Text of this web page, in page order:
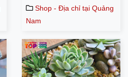
Shop - Địa chỉ tại Quảng
Nam